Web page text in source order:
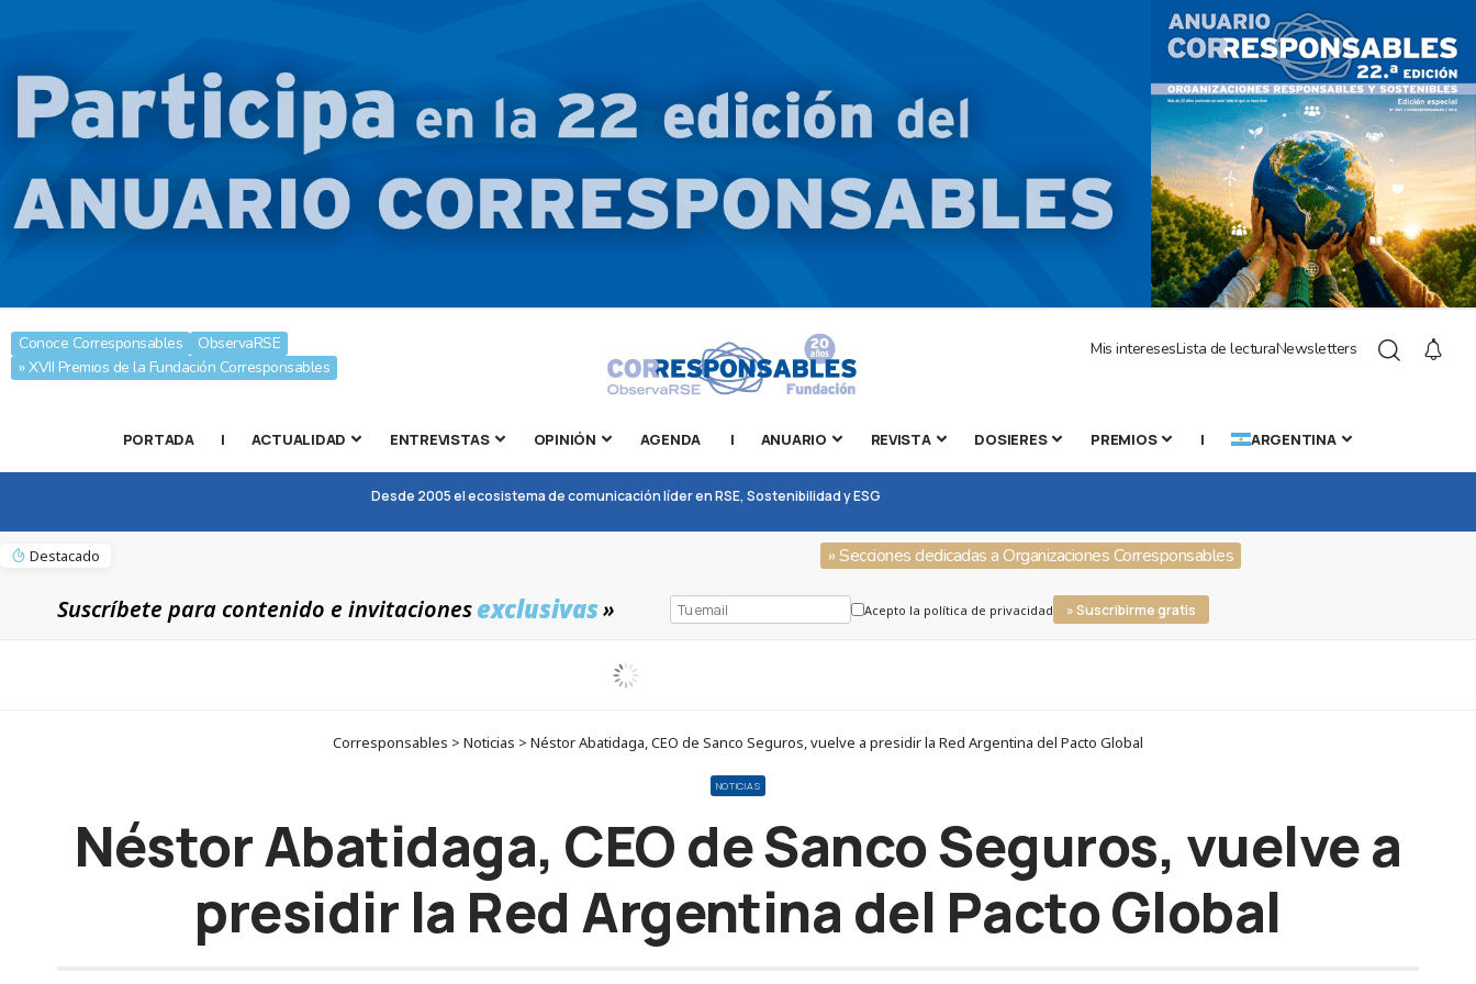
Conoce Corresponsables
ObservaRSE
» XVII Premios de la Fundación Corresponsables
Mis interesesLista de lecturaNewsletters
PORTADA | ACTUALIDAD ENTREVISTAS OPINIÓN AGENDA | ANUARIO REVISTA DOSIERES PREMIOS | ARGENTINA
Desde 2005 el ecosistema de comunicación líder en RSE, Sostenibilidad y ESG
Destacado » Secciones dedicadas a Organizaciones Corresponsables
Suscríbete para contenido e invitacionesexclusivas» Acepto la política de privacidad » Suscribirme gratis
Corresponsables > Noticias > Néstor Abatidaga, CEO de Sanco Seguros, vuelve a presidir la Red Argentina del Pacto Global
NOTICIAS
Néstor Abatidaga, CEO de Sanco Seguros, vuelve a
presidir la Red Argentina del Pacto Global